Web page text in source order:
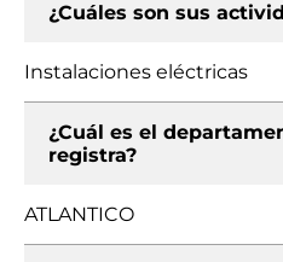
¿Cuáles son sus
Instalaciones eléctricas
¿Cuál es el
registra?
ATLANTICO